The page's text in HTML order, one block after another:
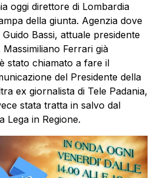
oggi direttore di Lombardia
della giunta. Agenzia dove
Bassi, attuale presidente
Ferrari già
stato chiamato a fare il
del Presidente della
ex giornalista di Tele Padania,
stata tratta in salvo dal
Lega in Regione.